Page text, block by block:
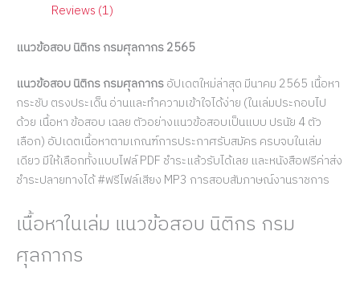
Reviews (1)
แนวข้อสอบ นิติกร กรมศุลกากร 2565
แนวข้อสอบ นิติกร กรมศุลกากรอัปเดตใหม่ล่าสุด มีนาคม 2565 เนื้อหา
กระชับ ตรงประเด็น อ่านและทำความเข้าใจได้ง่าย (ในเล่มประกอบไป
ด้วย เนื้อหา ข้อสอบ เฉลย ตัวอย่างแนวข้อสอบเป็นแบบ ปรนัย 4 ตัว
เลือก) อัปเดตเนื้อหาตามเกณฑ์การประกาศรับสมัคร ครบจบในเล่ม
เดียว มีให้เลือกทั้งแบบไฟล์ PDF ชำระแล้วรับได้เลย และหนังสือฟรีค่าส่ง
ชำระปลายทางได้ #ฟรีไฟล์เสียง MP3 การสอบสัมภาษณ์งานราชการ
เนื้อหาในเล่ม แนวข้อสอบ นิติกร กรม
ศุลกากร